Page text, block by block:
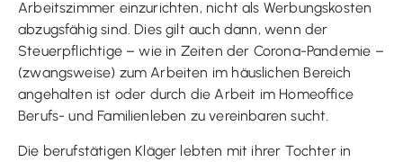
Arbeitszimmer einzurichten, nicht als Werbungskosten
abzugsfähig sind. Dies gilt auch dann, wenn der
Steuerpflichtige – wie in Zeiten der Corona-Pandemie –
(zwangsweise) zum Arbeiten im häuslichen Bereich
angehalten ist oder durch die Arbeit im Homeoffice
Berufs- und Familienleben zu vereinbaren sucht.
Die berufstätigen Kläger lebten mit ihrer Tochter in